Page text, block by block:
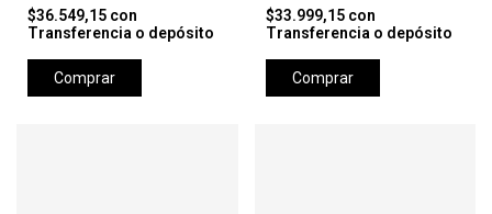
$36.549,15 con
Transferencia o depósito
Comprar
$33.999,15 con
Transferencia o depósito
Comprar